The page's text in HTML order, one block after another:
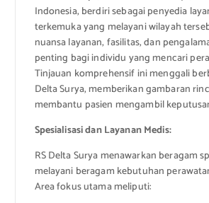
Indonesia, berdiri sebagai penyedia
terkemuka yang melayani wilayah
nuansa layanan, fasilitas, dan
penting bagi individu yang mencari
Tinjauan komprehensif ini menggali
Delta Surya, memberikan gambaran
membantu pasien mengambil
Spesialisasi dan Layanan Medis:
RS Delta Surya menawarkan beragam
melayani beragam kebutuhan
Area fokus utama meliputi: